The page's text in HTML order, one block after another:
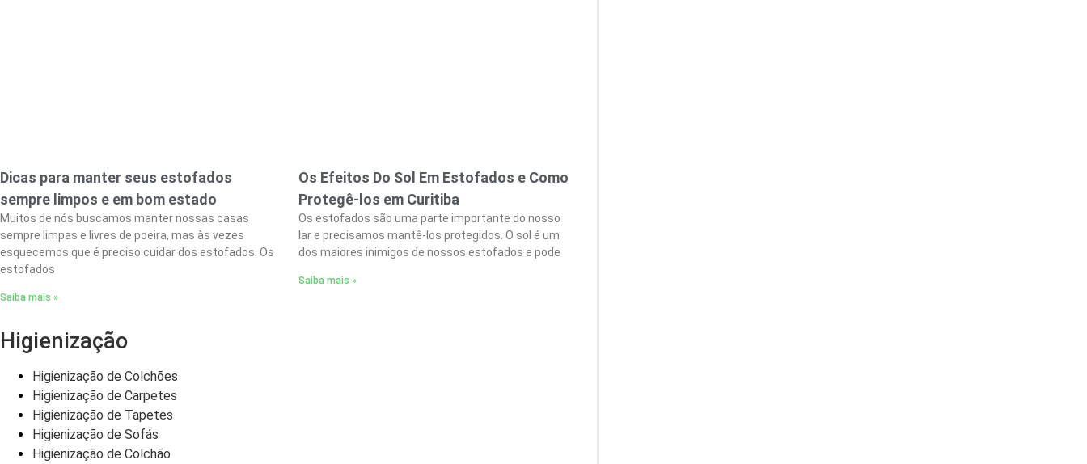
Dicas para manter seus estofados
sempre limpos e em bom estado
Muitos de nós buscamos manter nossas casas
sempre limpas e livres de poeira, mas às vezes
esquecemos que é preciso cuidar dos estofados. Os
estofados
Saiba mais »
Os Efeitos Do Sol Em Estofados e Como
Protegê-los em Curitiba
Os estofados são uma parte importante do nosso
lar e precisamos mantê-los protegidos. O sol é um
dos maiores inimigos de nossos estofados e pode
Saiba mais »
Higienização
Higienização de Colchões
Higienização de Carpetes
Higienização de Tapetes
Higienização de Sofás
Higienização de Colchão